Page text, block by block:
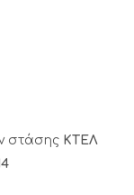
στάσης ΚΤΕΛ